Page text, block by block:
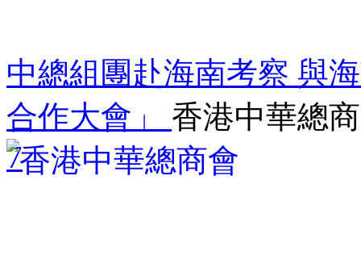
中總組團赴海南考察 與
合作大會」 香港中華總
7